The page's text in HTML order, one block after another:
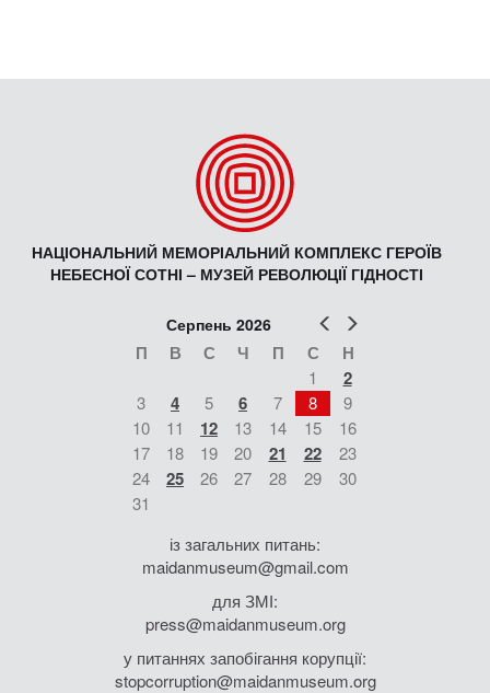
НАЦІОНАЛЬНИЙ МЕМОРІАЛЬНИЙ КОМПЛЕКС ГЕРОЇВ
НЕБЕСНОЇ СОТНІ – МУЗЕЙ РЕВОЛЮЦІЇ ГІДНОСТІ
Попер
Серпень 2026
П В С Ч П С Н
1 2
3 4 5 6 7 8
9
10
11 12 13 14 15
16
17
18 19 20 21 22
23
24
25 26 27 28 29
30
31
із загальних питань:
maidanmuseum@gmail.com
для ЗМІ:
press@maidanmuseum.org
у питаннях запобігання корупції:
stopcorruption@maidanmuseum.org